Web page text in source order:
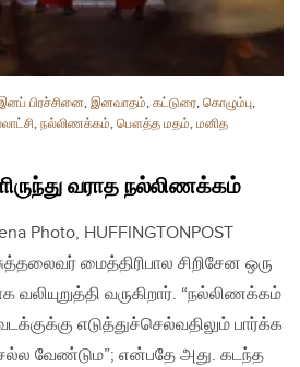
பிரச்சினை, இனவாதம், கட்டுரை, கொழும்பு,
, நல்லிணக்கம், பௌத்த மதம், மனித
வராத நல்லிணக்கம்
Photo, HUFFINGTONPOST
மைத்திரிபால சிறிசேன ஒரு
வருகிறார். “நல்லிணக்கம்
எடுத்துச்செல்வதிலும் பார்க்க
வேண்டும”; என்பதே அது. கடந்த